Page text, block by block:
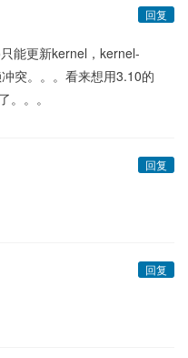
回复
能更新kernel，kernel-
突。。。看来想用3.10的
。。
回复
回复